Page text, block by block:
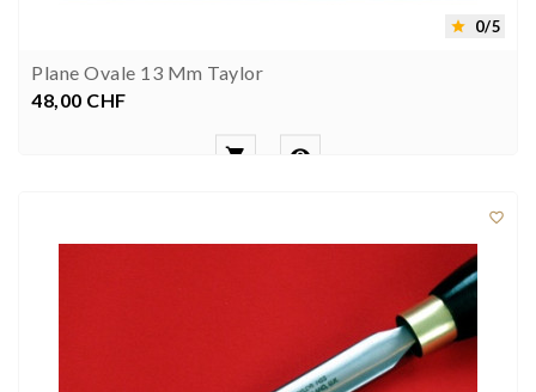
 0/5
Plane Ovale 13 Mm Taylor
Preis
48,00 CHF
 
